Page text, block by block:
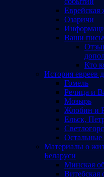
Еврейская
Озаричи
Ваши
Кто
История евреев
Гомель
Речица и
Мозырь
Жлобин и
Ельск,
Остальные
Материалы о
Беларуси
Минская
Витебская